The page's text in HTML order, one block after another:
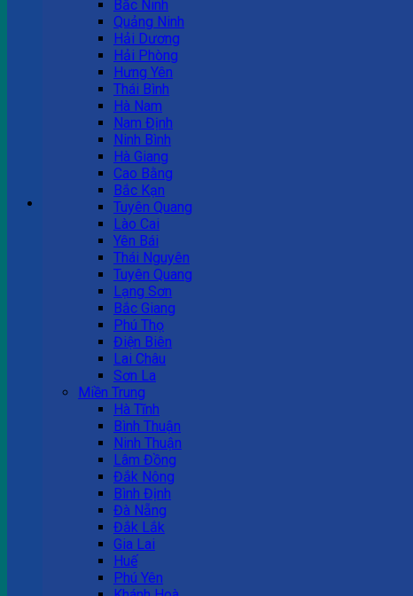
Tư vấn bán hàng
0983 863 488
Hotline hỗ trợ
0983 863 488
Giỏ hàng
Chưa có sản phẩm trong giỏ hàng.
Bắc Ninh
Quảng Ninh
Hải Dương
Hải Phòng
Hưng Yên
Thái Bình
Hà Nam
Nam Định
Ninh Bình
Hà Giang
Cao Bằng
Bắc Kạn
Tuyên Quang
Lào Cai
Yên Bái
Thái Nguyên
Tuyên Quang
Lạng Sơn
Bắc Giang
Phú Thọ
Điện Biên
Lai Châu
Sơn La
Miền Trung
Hà Tĩnh
Bình Thuận
Ninh Thuận
Lâm Đồng
Đắk Nông
Bình Định
Đà Nẵng
Đắk Lắk
Gia Lai
Huế
Phú Yên